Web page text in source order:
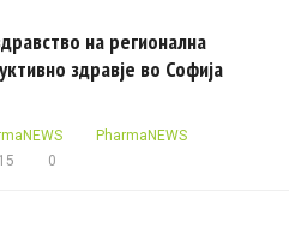
на регионална
здравје во Софија
PharmaNEWS
0